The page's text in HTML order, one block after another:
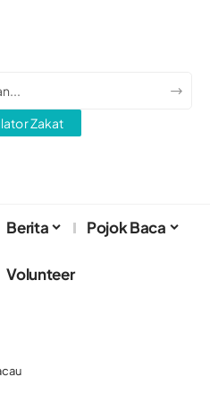
Zakat
Berita Pojok Baca
Volunteer